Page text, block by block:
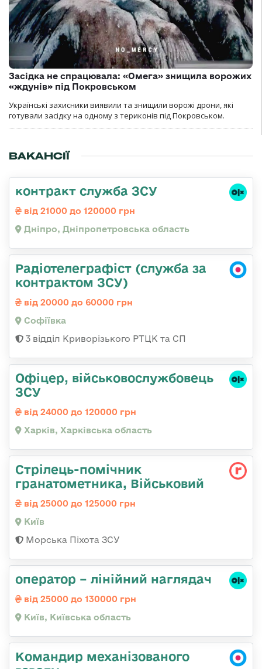
Засідка не спрацювала: «Омега» знищила ворожих
«ждунів» під Покровськом
Українські захисники виявили та знищили ворожі дрони, які
готували засідку на одному з териконів під Покровськом.
ВАКАНСІЇ
контракт служба ЗСУ
від 21000 до 120000 грн
Дніпро, Дніпропетровська область
Радіотелеграфіст (служба за
контрактом ЗСУ)
від 20000 до 60000 грн
Софіївка
3 відділ Криворізького РТЦК та СП
Офіцер, військовослужбовець
ЗСУ
від 24000 до 120000 грн
Харків, Харківська область
Стрілець-помічник
гранатометника, Військовий
від 25000 до 125000 грн
Київ
Морська Піхота ЗСУ
оператор – лінійний наглядач
від 25000 до 130000 грн
Київ, Київська область
Командир механізованого